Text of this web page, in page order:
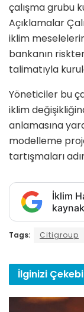
çalışma grubu
Açıklamalar
iklim
bankanın
talimatıyla
Yöneticiler bu
iklim
anlamasına
modelleme
tartışmaları
İklim
Tags: Citigroup
İlginizi